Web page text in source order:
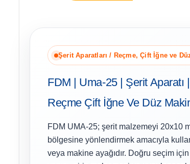
Şerit Aparatları / Reçme, Çift İğne ve
FDM | Uma-25 | Şerit
Reçme Çift İğne Ve Düz
FDM UMA-25; şerit malzemeyi 20x10
bölgesine yönlendirmek amacıyla
veya makine ayağıdır. Doğru seçim için